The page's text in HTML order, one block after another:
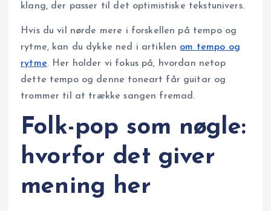
klang, der passer til det optimistiske tekstunivers.
Hvis du vil nørde mere i forskellen på tempo og
rytme, kan du dykke ned i artiklen om tempo og
rytme. Her holder vi fokus på, hvordan netop
dette tempo og denne toneart får guitar og
trommer til at trække sangen fremad.
Folk-pop som nøgle:
hvorfor det giver
mening her